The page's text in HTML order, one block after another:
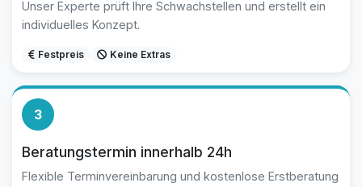
Unser Experte prüft Ihre Schwachstellen und erstellt ein
individuelles Konzept.
Festpreis Keine Extras
3
Beratungstermin innerhalb 24h
Flexible Terminvereinbarung und kostenlose Erstberatung